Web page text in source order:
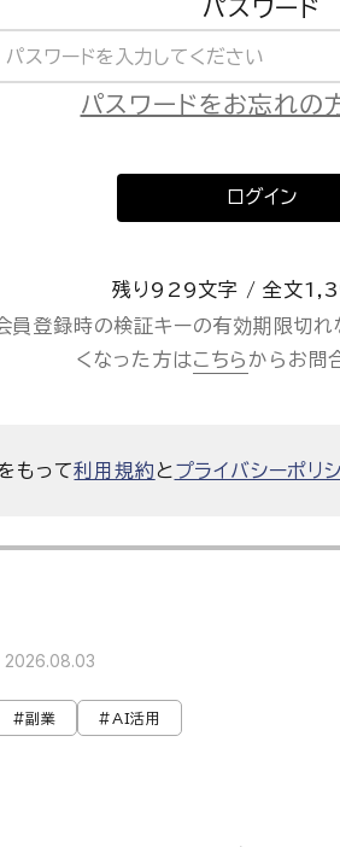
パスワード
パスワードをお忘れの
ログイン
残り929文字 / 全文
員登録時の検証キーの有効期限切れ
くなった方はこちら からお問
もって利用規約 と プライバシーポリ
2026.08.03
#副業 #AI活用